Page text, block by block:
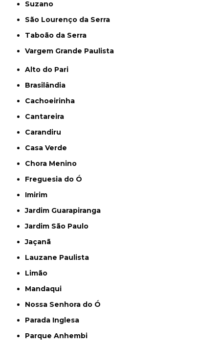
Suzano
São Lourenço da Serra
Taboão da Serra
Vargem Grande Paulista
Alto do Pari
Brasilândia
Cachoeirinha
Cantareira
Carandiru
Casa Verde
Chora Menino
Freguesia do Ó
Imirim
Jardim Guarapiranga
Jardim São Paulo
Jaçanã
Lauzane Paulista
Limão
Mandaqui
Nossa Senhora do Ó
Parada Inglesa
Parque Anhembi